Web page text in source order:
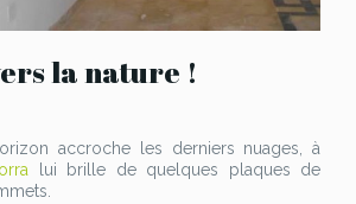
la nature !
accroche les derniers nuages, à
lui brille de quelques plaques de